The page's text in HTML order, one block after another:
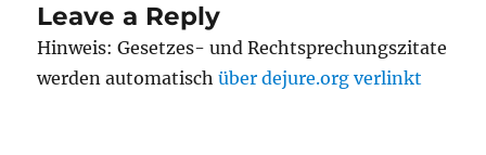
Leave a Reply
Hinweis: Gesetzes- und Rechtsprechungszitate
werden automatischüber dejure.org verlinkt